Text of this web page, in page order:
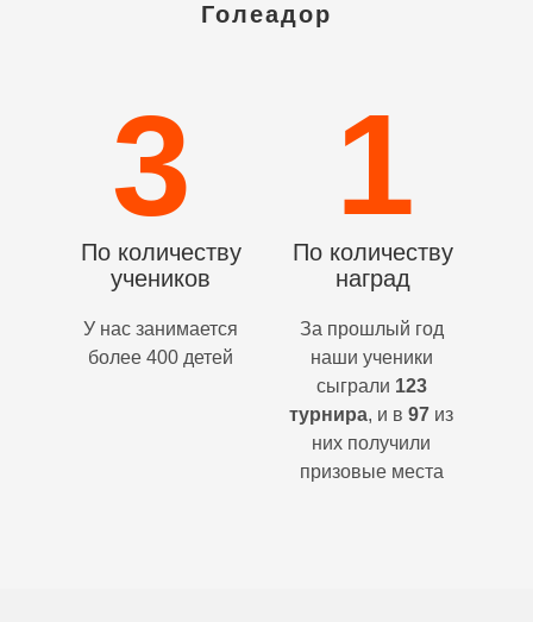
3 1
По количеству
учеников
По количеству
наград
У нас занимается
более 400 детей
За прошлый год
наши ученики
сыграли 123
турнира, и в 97 из
них получили
призовые места
Голеадор